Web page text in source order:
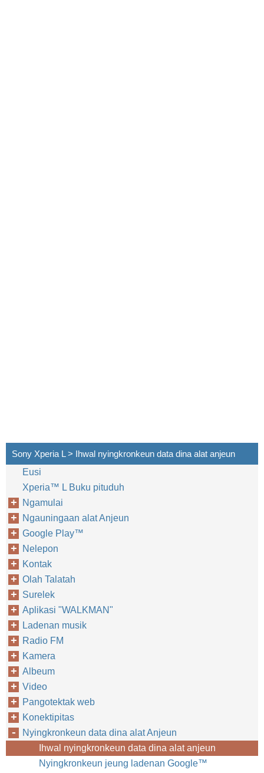
Sony Xperia L > Ihwal nyingkronkeun data dina alat anjeun
Eusi
Xperia™‎ L Buku pituduh
Ngamulai
Ngauningaan alat Anjeun
Google Play™‎
Nelepon
Kontak
Olah Talatah
Surelek
Aplikasi "WALKMAN"
Ladenan musik
Radio FM
Kamera
Albeum
Video
Pangotektak web
Konektipitas
Nyingkronkeun data dina alat Anjeun
Ihwal nyingkronkeun data dina alat anjeun
Nyingkronkeun jeung ladenan Google™‎